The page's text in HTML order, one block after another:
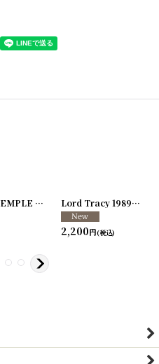
[250726-31 250117-70]
STONE TEMPLE PILOTS 1996-1997年 TOUR96/97 Lord Tracy 1989年 Deaf Gods of Babylon Tour
2,200円(税込)